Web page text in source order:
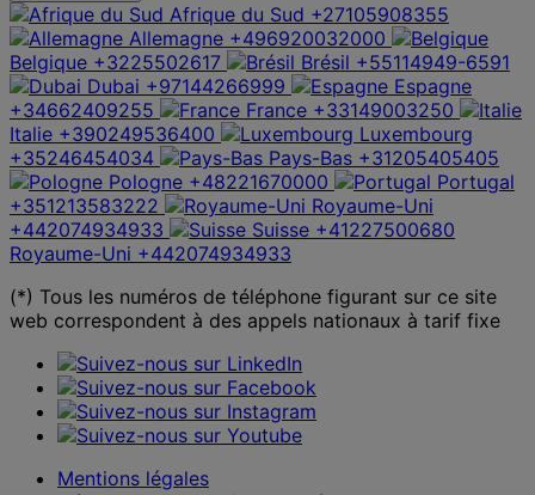
Afrique du Sud +27105908355
Allemagne +496920032000
Belgique +3225502617 Brésil +55114949-6591
Dubai +97144266999
Espagne
+34662409255
France +33149003250
Italie +390249536400
Luxembourg
+35246454034
Pays-Bas +31205405405
Pologne +48221670000
Portugal
+351213583222
Royaume-Uni
+442074934933
Suisse +41227500680
Royaume-Uni +442074934933
(*) Tous les numéros de téléphone figurant sur ce site
web correspondent à des appels nationaux à tarif fixe
Mentions légales